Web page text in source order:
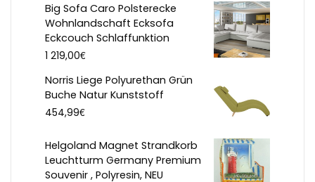
Big Sofa Caro Polsterecke
Wohnlandschaft Ecksofa
Eckcouch Schlaffunktion
1 219,00€
Norris Liege Polyurethan Grün
Buche Natur Kunststoff
454,99€
Helgoland Magnet Strandkorb
Leuchtturm Germany Premium
Souvenir , Polyresin, NEU